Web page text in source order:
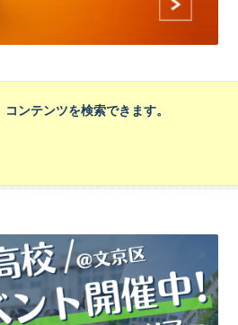
ンテンツを検索できます。